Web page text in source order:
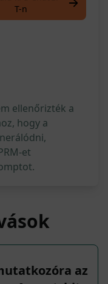
T-n
ellenőrizték a
hogy a
et
az